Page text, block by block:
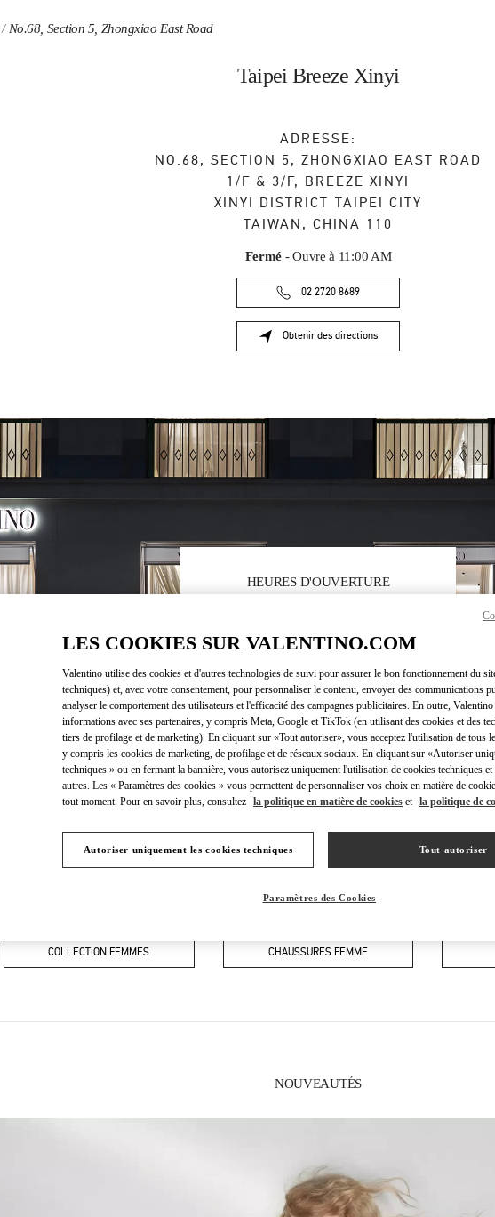
No.68, Section 5, Zhongxiao East Road
Taipei Breeze Xinyi
ADRESSE:
NO.68, SECTION 5, ZHONGXIAO EAST ROAD
1/F & 3/F, BREEZE XINYI
XINYI DISTRICT TAIPEI CITY
TAIWAN, CHINA 110
Fermé - Ouvre à 11:00 AM
02 2720 8689
Obtenir des directions
Link Opens in New Tab
HEURES D'OUVERTURE
Lundi
11:00 AM-9:30 PM
Mercredi
11:00 AM-9:30 PM
Jeudi 11:00 AM-10:00 PM
Vendredi 11:00 AM-10:00 PM
Samedi
11:00 AM-10:00 PM
CE QUE VOUS TROUVEREZ DANS CETTE BOUTIQUE
COLLECTION FEMMES CHAUSSURES FEMME
NOUVEAUTÉS
LES COOKIES SUR VALENTINO.COM
Valentino utilise des cookies et d'autres technologies de suivi pour assurer le bon fonctionnement du
techniques) et, avec votre consentement, pour personnaliser le contenu, envoyer des communications
analyser le comportement des utilisateurs et l'efficacité des campagnes publicitaires. En outre, Valentino
informations avec ses partenaires, y compris Meta, Google et TikTok (en utilisant des cookies et des
tiers de profilage et de marketing). En cliquant sur «Tout autoriser», vous acceptez l'utilisation de tous
y compris les cookies de marketing, de profilage et de réseaux sociaux. En cliquant sur «Autoriser
techniques » ou en fermant la bannière, vous autorisez uniquement l'utilisation de cookies techniques et
autres. Les « Paramètres des cookies » vous permettent de personnaliser vos choix en matière de
tout moment. Pour en savoir plus, consultez la politique en matière de cookies et la politique de
Autoriser uniquement les cookies techniques Tout autoriser
Paramètres des Cookies